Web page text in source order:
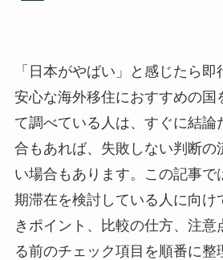
「日本がやばい」と感じたら
安心な海外移住におすすめの国
て調べている人は、すぐに結論
合もあれば、失敗しない判断の
い場合もあります。この記事で
期滞在を検討している人に向け
きポイント、比較の仕方、注意
る前のチェック項目を順番に整